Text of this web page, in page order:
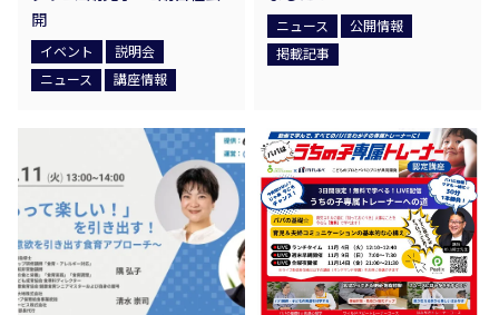
開
イベント
説明会
ニュース
講座情報
ニュース
公開情報
掲載記事